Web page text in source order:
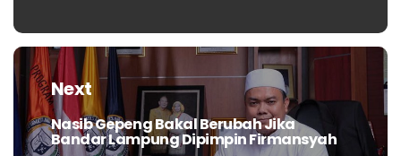
Next
Next
post:
Nasib Gepeng Bakal Berubah Jika
Bandar Lampung Dipimpin Firmansyah